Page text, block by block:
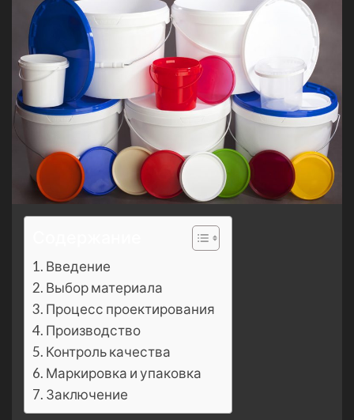
Введение
Выбор материала
Процесс проектирования
Производство
Контроль качества
Маркировка и упаковка
Заключение